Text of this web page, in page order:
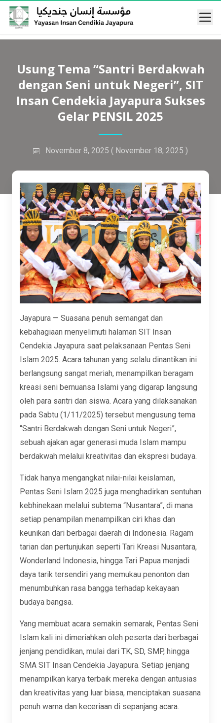
Usung Tema “Santri Berdakwah
dengan Seni untuk Negeri”, SIT
Insan Cendekia Jayapura Sukses
Gelar PENSIL 2025
November 8, 2025 ( November 18, 2025 )
Jayapura — Suasana penuh semangat dan
kebahagiaan menyelimuti halaman SIT Insan
Cendekia Jayapura saat pelaksanaan Pentas Seni
Islam 2025. Acara tahunan yang selalu dinantikan ini
berlangsung sangat meriah, menampilkan beragam
kreasi seni bernuansa Islami yang digarap langsung
oleh para santri dan siswa. Acara yang dilaksanakan
pada Sabtu (1/11/2025) tersebut mengusung tema
“Santri Berdakwah dengan Seni untuk Negeri”,
sebuah ajakan agar generasi muda Islam mampu
berdakwah melalui kreativitas dan ekspresi budaya.
Tidak hanya mengangkat nilai-nilai keislaman,
Pentas Seni Islam 2025 juga menghadirkan sentuhan
kebhinekaan melalui subtema “Nusantara”, di mana
setiap penampilan menampilkan ciri khas dan
keunikan dari berbagai daerah di Indonesia. Ragam
tarian dan pertunjukan seperti Tari Kreasi Nusantara,
Wonderland Indonesia, hingga Tari Papua menjadi
daya tarik tersendiri yang memukau penonton dan
menumbuhkan rasa bangga terhadap kekayaan
budaya bangsa.
Yang membuat acara semakin semarak, Pentas Seni
Islam kali ini dimeriahkan oleh peserta dari berbagai
jenjang pendidikan, mulai dari TK, SD, SMP, hingga
SMA SIT Insan Cendekia Jayapura. Setiap jenjang
menampilkan karya terbaik mereka dengan antusias
dan kreativitas yang luar biasa, menciptakan suasana
penuh warna dan keceriaan di sepanjang acara.